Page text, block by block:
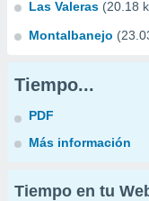
Las Valeras (20.18
Montalbanejo
Tiempo...
PDF
Más información
Tiempo en tu